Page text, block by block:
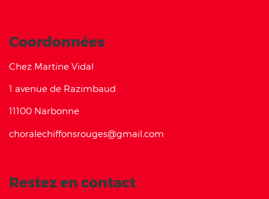
Coordonnées
Chez Martine Vidal
1 avenue de Razimbaud
11100 Narbonne
choralechiffonsrouges@gmail.com
Restez en contact